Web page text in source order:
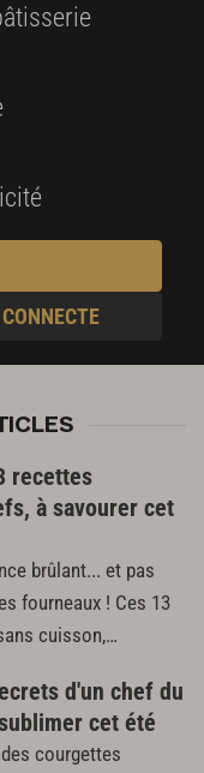
recettes
à savourer cet
brûlant... et pas
fourneaux ! Ces 13
cuisson,…
d'un chef du
cet été
courgettes